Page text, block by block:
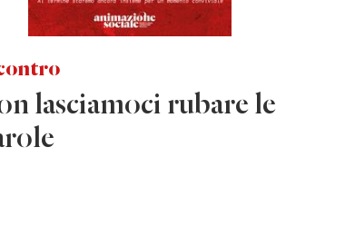
lasciamoci rubare le